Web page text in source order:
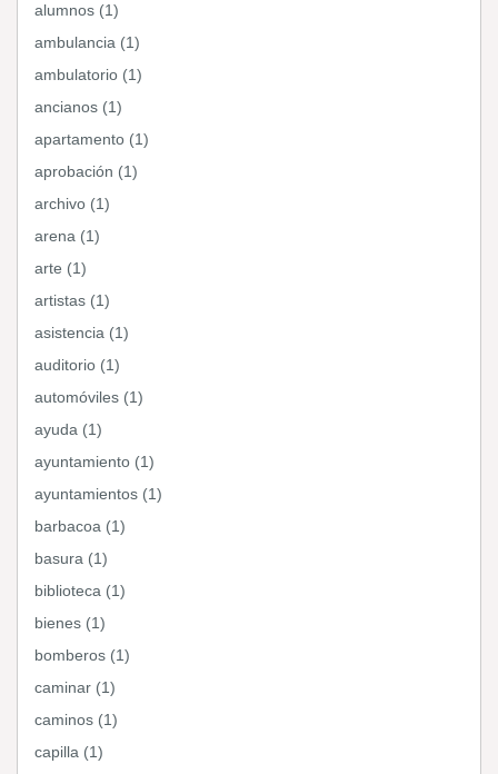
alumnos (1)
ambulancia (1)
ambulatorio (1)
ancianos (1)
apartamento (1)
aprobación (1)
archivo (1)
arena (1)
arte (1)
artistas (1)
asistencia (1)
auditorio (1)
automóviles (1)
ayuda (1)
ayuntamiento (1)
ayuntamientos (1)
barbacoa (1)
basura (1)
biblioteca (1)
bienes (1)
bomberos (1)
caminar (1)
caminos (1)
capilla (1)